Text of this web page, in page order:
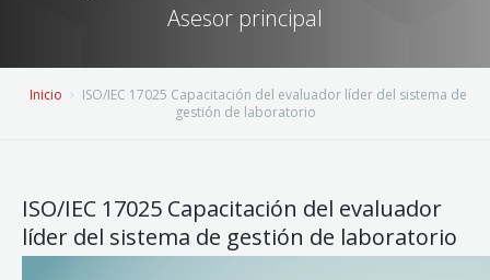
Asesor principal
Inicio
ISO/IEC 17025 Capacitación del evaluador líder del sistema de
gestión de laboratorio
ISO/IEC 17025 Capacitación del evaluador
líder del sistema de gestión de laboratorio